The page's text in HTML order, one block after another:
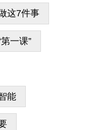
这7件事
一课”
能